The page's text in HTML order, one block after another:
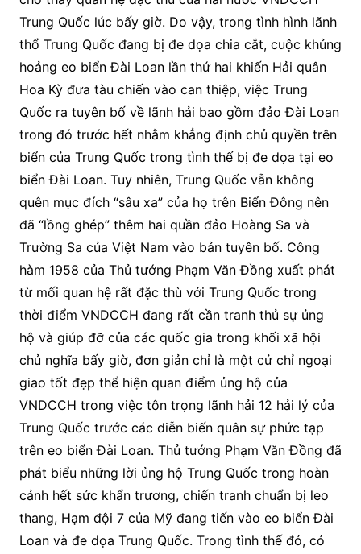
Trung Quốc lúc bấy giờ. Do vậy, trong tình hình lãnh
thổ Trung Quốc đang bị đe dọa chia cắt, cuộc khủng
hoảng eo biển Đài Loan lần thứ hai khiến Hải quân
Hoa Kỳ đưa tàu chiến vào can thiệp, việc Trung
Quốc ra tuyên bố về lãnh hải bao gồm đảo Đài Loan
trong đó trước hết nhằm khẳng định chủ quyền trên
biển của Trung Quốc trong tình thế bị đe dọa tại eo
biển Đài Loan. Tuy nhiên, Trung Quốc vẫn không
quên mục đích “sâu xa” của họ trên Biển Đông nên
đã “lồng ghép” thêm hai quần đảo Hoàng Sa và
Trường Sa của Việt Nam vào bản tuyên bố. Công
hàm 1958 của Thủ tướng Phạm Văn Đồng xuất phát
từ mối quan hệ rất đặc thù với Trung Quốc trong
thời điểm VNDCCH đang rất cần tranh thủ sự ủng
hộ và giúp đỡ của các quốc gia trong khối xã hội
chủ nghĩa bấy giờ, đơn giản chỉ là một cử chỉ ngoại
giao tốt đẹp thể hiện quan điểm ủng hộ của
VNDCCH trong việc tôn trọng lãnh hải 12 hải lý của
Trung Quốc trước các diễn biến quân sự phức tạp
trên eo biển Đài Loan. Thủ tướng Phạm Văn Đồng đã
phát biểu những lời ủng hộ Trung Quốc trong hoàn
cảnh hết sức khẩn trương, chiến tranh chuẩn bị leo
thang, Hạm đội 7 của Mỹ đang tiến vào eo biển Đài
Loan và đe dọa Trung Quốc. Trong tình thế đó, có